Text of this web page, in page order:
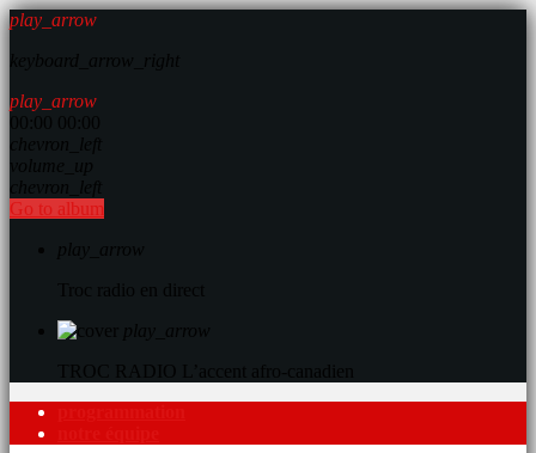
play_arrow
play_arrow
Go to album